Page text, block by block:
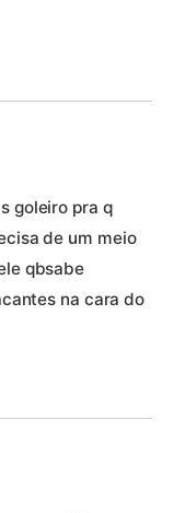
goleiro pra q
de um meio
qbsabe
na cara do